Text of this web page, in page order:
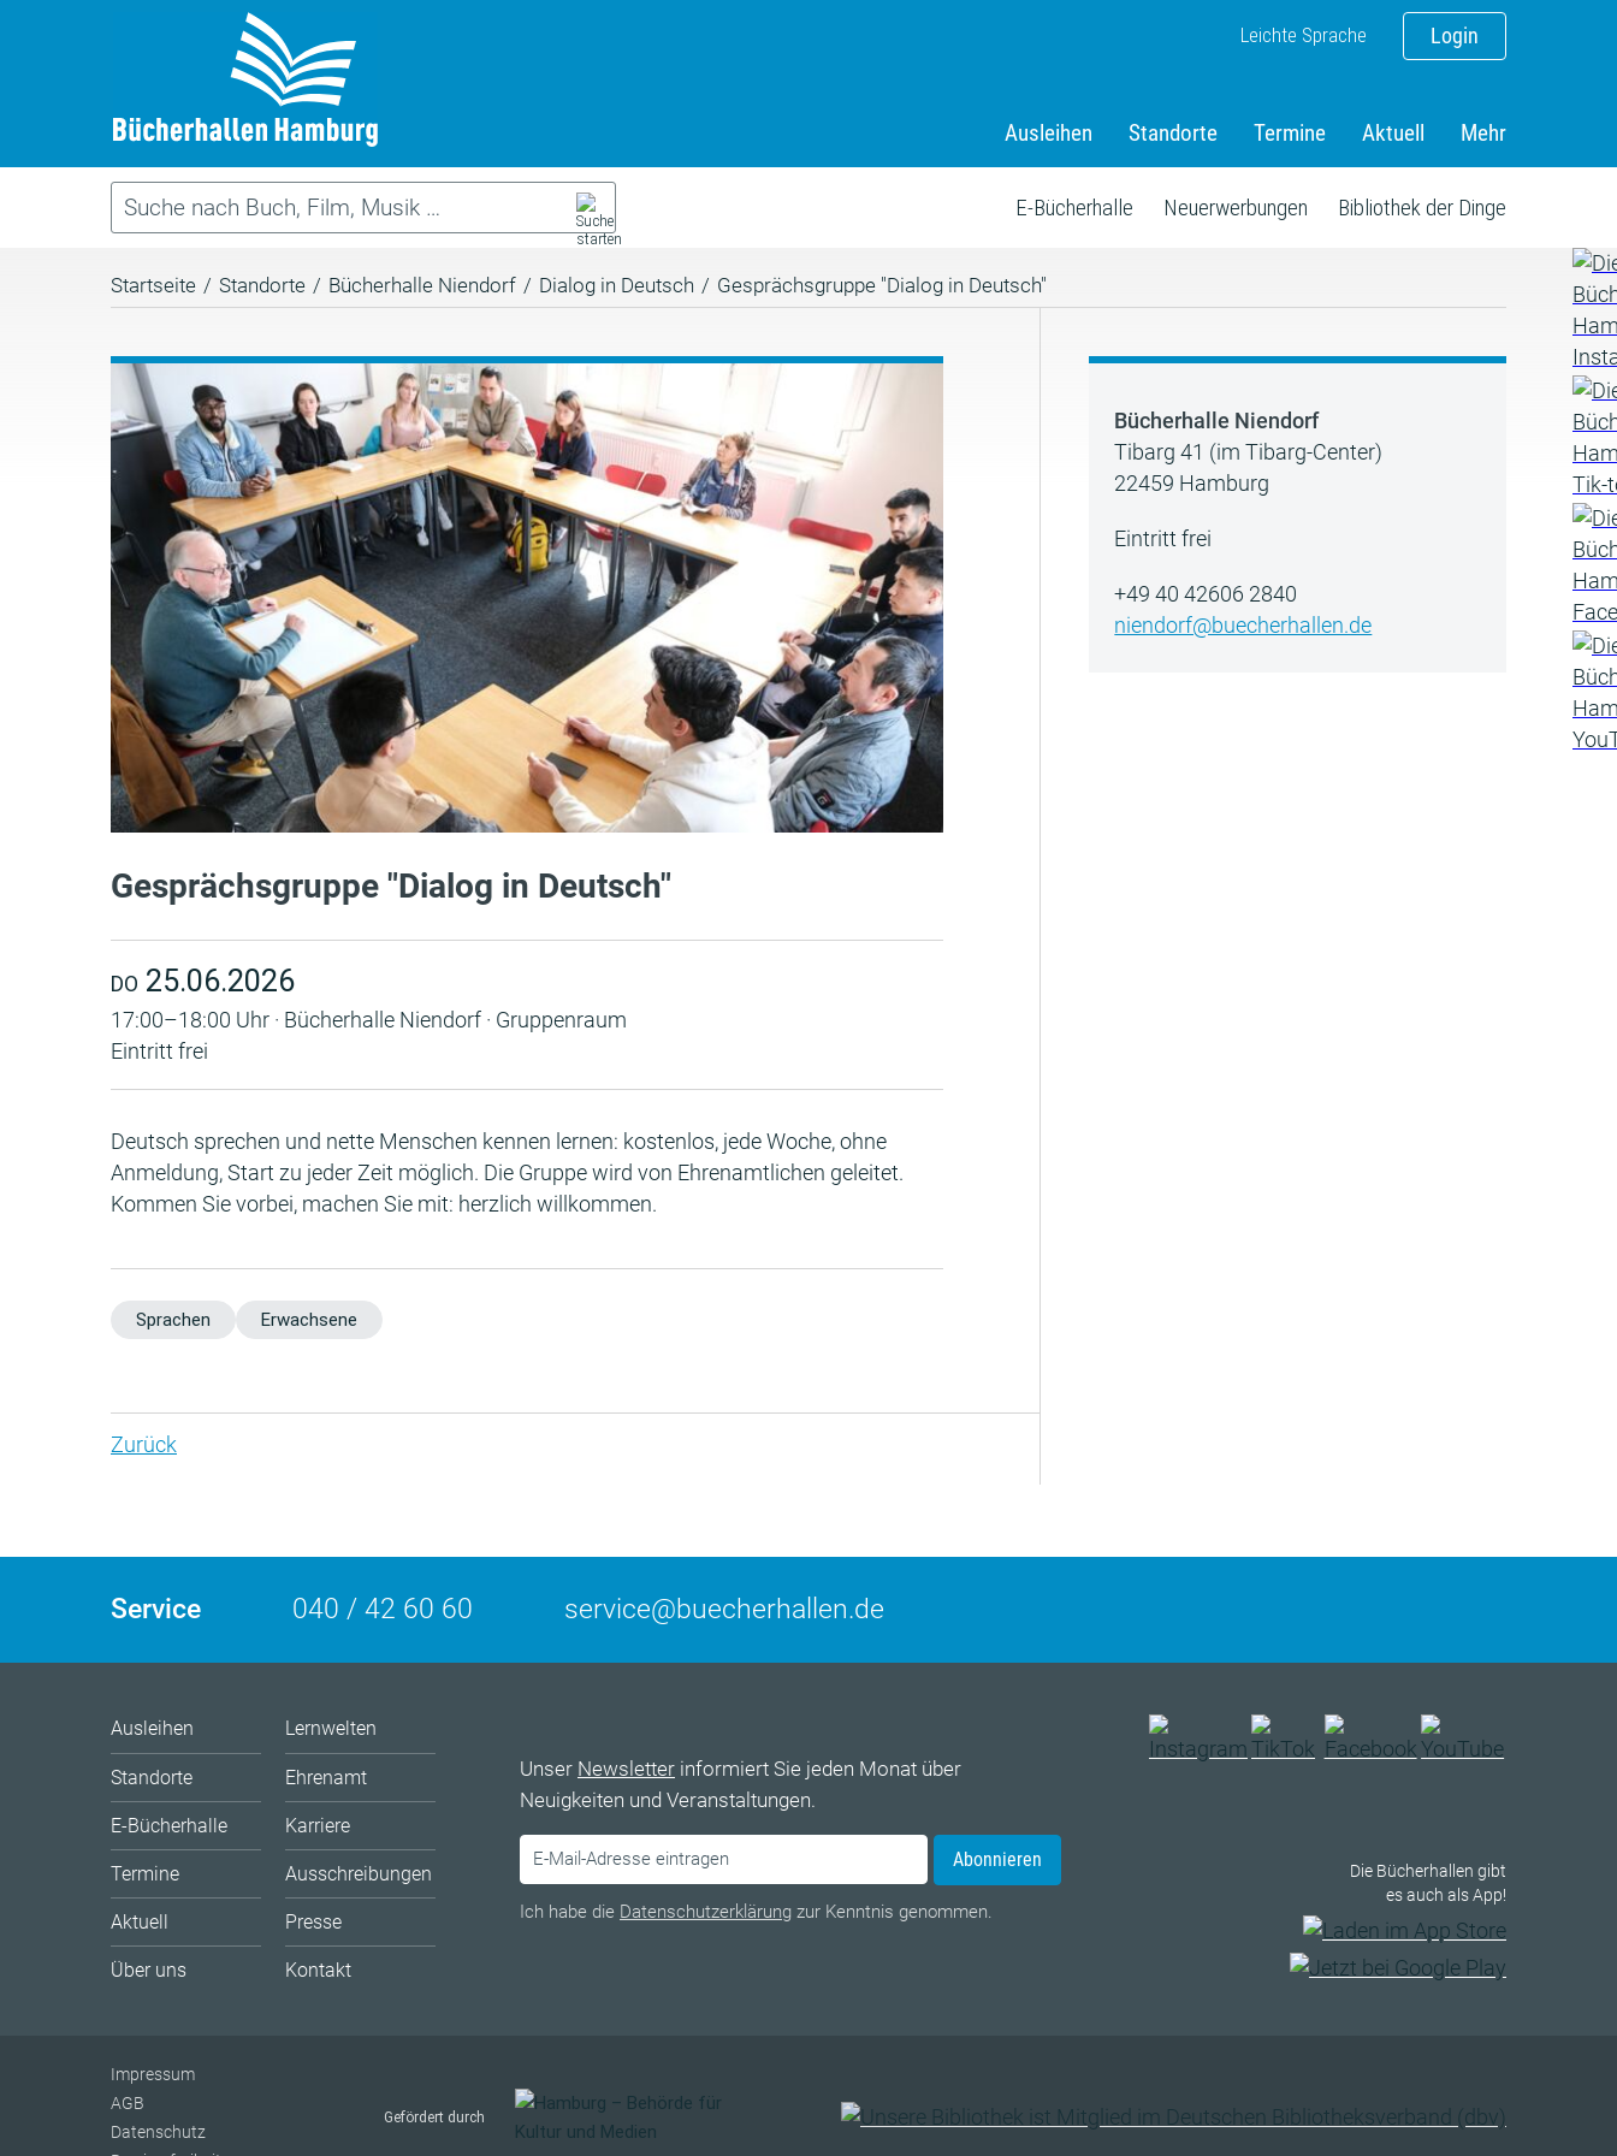
Login
Leichte Sprache
Ausleihen Standorte Termine Aktuell Mehr
E-Bücherhalle Neuerwerbungen Bibliothek der Dinge
Startseite / Standorte / Bücherhalle Niendorf / Dialog in Deutsch / Gesprächsgruppe "Dialog in Deutsch"
Gesprächsgruppe "Dialog in Deutsch"
DO 25.06.2026
17:00–18:00 Uhr · Bücherhalle Niendorf · Gruppenraum
Eintritt frei
Deutsch sprechen und nette Menschen kennen lernen: kostenlos, jede Woche, ohne
Anmeldung, Start zu jeder Zeit möglich. Die Gruppe wird von Ehrenamtlichen geleitet.
Kommen Sie vorbei, machen Sie mit: herzlich willkommen.
Sprachen Erwachsene
Zurück
Bücherhalle Niendorf
Tibarg 41 (im Tibarg-Center)
22459 Hamburg
Eintritt frei
+49 40 42606 2840
niendorf@buecherhallen.de
Service 040 / 42 60 60 service@buecherhallen.de
Ausleihen
Standorte
E-Bücherhalle
Termine
Aktuell
Über uns
Lernwelten
Ehrenamt
Karriere
Ausschreibungen
Presse
Kontakt
Unser Newsletter informiert Sie jeden Monat über
Neuigkeiten und Veranstaltungen.
Abonnieren
Ich habe die Datenschutzerklärung zur Kenntnis genommen.
Die Bücherhallen gibt
es auch als App!
Impressum
AGB
Datenschutz
Gefördert durch